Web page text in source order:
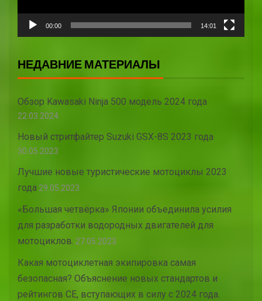
00:00 14:01
НЕДАВНИЕ МАТЕРИАЛЫ
Обзор Kawasaki Ninja 500 модель 2024 года
22.03.2024
Новый стритфайтер Suzuki GSX-8S 2023 года
30.05.2023
Лучшие новые туристические мотоциклы 2023
года29.05.2023
«Большая четвёрка» Японии объединила усилия
для разработки водородных двигателей для
мотоциклов. 27.05.2023
Какая мотоциклетная экипировка самая
безопасная? Объяснение новых стандартов и
рейтингов CE, вступающих в силу с 2024 года.